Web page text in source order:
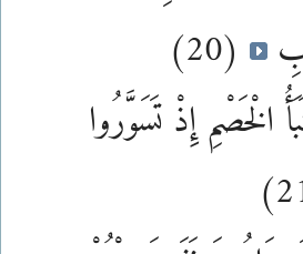
(20)
الْخَصْمِ إِذْ تَسَوَّرُوا